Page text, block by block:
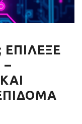
ΕΠΊΛΕΞΕ